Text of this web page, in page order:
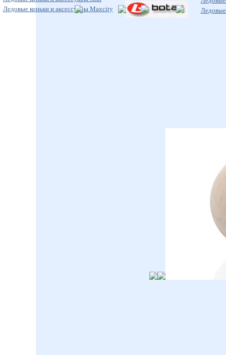
Ледовые коньки и аксессуары Maxcity
Ледовые